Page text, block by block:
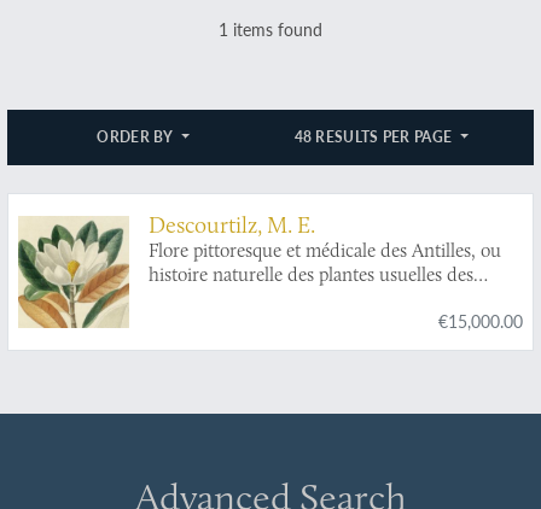
1 items found
ORDER BY 48 RESULTS PER PAGE
Descourtilz, M. E.
Flore pittoresque et médicale des Antilles, ou
histoire naturelle des plantes usuelles des
Portugaises; Peinte d'après les dessins faits sur
les lieux par M. J. Th. Descourtilz.
€15,000.00
Advanced Search